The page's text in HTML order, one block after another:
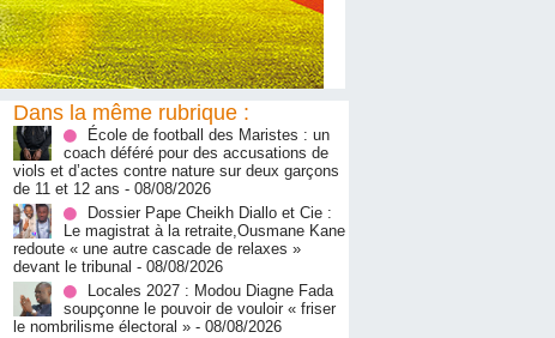
Dans la même rubrique :
École de football des Maristes : un
coach déféré pour des accusations de
viols et d’actes contre nature sur deux garçons
de 11 et 12 ans - 08/08/2026
Dossier Pape Cheikh Diallo et Cie :
Le magistrat à la retraite,Ousmane Kane
redoute « une autre cascade de relaxes »
devant le tribunal - 08/08/2026
Locales 2027 : Modou Diagne Fada
soupçonne le pouvoir de vouloir « friser
le nombrilisme électoral » - 08/08/2026